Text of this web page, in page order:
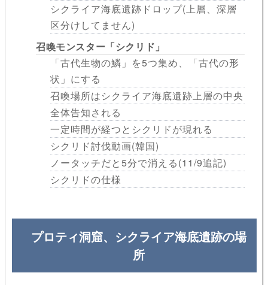
シクライア海底遺跡ドロップ(上層、深層
区分けしてません)
召喚モンスター「シクリド」
「古代生物の鱗」を5つ集め、「古代の形
状」にする
召喚場所はシクライア海底遺跡上層の中央
全体告知される
一定時間が経つとシクリドが現れる
シクリド討伐動画(韓国)
ノータッチだと5分で消える(11/9追記)
シクリドの仕様
プロティ洞窟、シクライア海底遺跡の場
所